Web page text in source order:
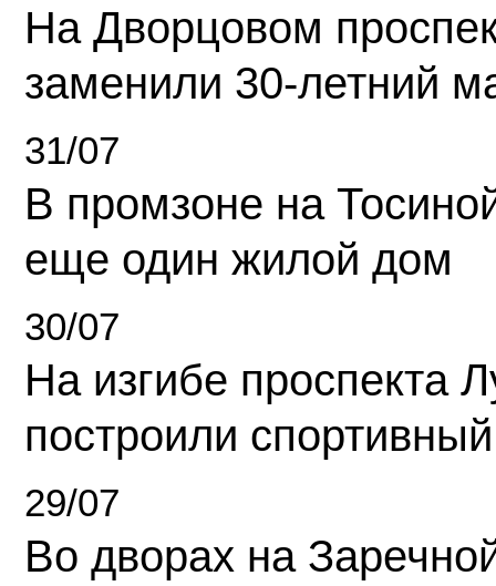
На Дворцовом
заменили 30-летний
31/07
В промзоне на
еще один жилой дом
30/07
На изгибе проспекта
построили
29/07
Во дворах на